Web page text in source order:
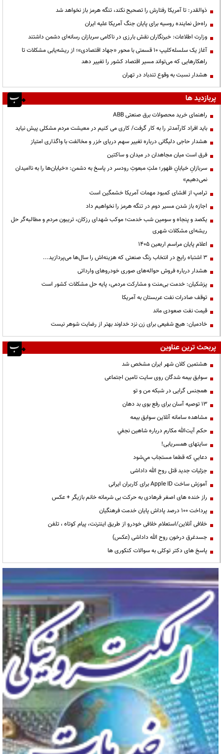
ذوالقدر: تا آمریکا رفتارش را تصحیح نکند، تنگه هرمز باز نخواهد شد
راه‌حل نماینده روسیه برای پایان جنگ آمریکا علیه ایران
وزارت اطلاعات: خبرنگاران نقش بارزی در ناکامی سربازان رسانه‌ای دشمن داشتند
آغاز یک سلسله‌کلیپ ۱۰ قسمتی با محور «جهاد اقتصادی»؛ از ریشه‌یابی مشکلات تا
راهکارهایی که می‌تواند مسیر اقتصاد کشور را تغییر دهد
هشدار نسبت به وقوع تندباد در تهران
پربازدید ها
راهنمای خرید محصولات برق صنعتی ABB
باید افراد کارآمدتر را به کار گرفت/ کاری می کنیم در معیشت مردم مشکلی پیش نیاید
هشدار حاجی دلیگانی درباره تغییر سهم دریای خزر و مخالفت با واگذاری امتیاز
فرق است میان مجاهدان در میدان و ساکتین
سربازانِ خیابانِ ظهور؛ ملتِ مبعوثِ رودسر در پاسخ به دشمن: «خیابان‌ها را به ناامیدان
نمی‌دهیم»
ترامپ از افشای کمبود مهمات آمریکا خشمگین است
اجازه باز شدن مسیر دوم در تنگه هرمز را نخواهیم داد
یکصد و پنجاه و سومین شب خدمت؛ موکب شهدای رزکان، تریبون مردم و مطالبه‌گر حل
ریشه‌ای مشکلات شهری
اعلام پایان مراسم اربعین ۱۴۰۵
3 اشتباه رایج در انتخاب رنگ صنعتی که هزینه‌اش را سال‌ها می‌پردازید...
هشدار درباره فروش حواله‌های صوری خودروهای وارداتی
پزشکیان: خدمت بی‌منت و مشارکت مردمی، پایه حل مشکلات کشور است
توقف صادرات نفت عربستان به آمریکا
قیمت نفت صعودی ماند
خادمیان: هیچ شفیعی برای زن نزد خداوند بهتر از رضایت شوهر نیست
پربحث ترین عناوین
هشتمین کلان شهر ایران مشخص شد
سوابق بیمه شدگان روی سایت تامین اجتماعی
همجنس گرایی در شبکه من و تو
13 توصیه آسان برای رفع بوی بد دهان
مشاهده سامانه آنلاين سوابق بیمه
حكم آيت‌الله مكارم درباره شاهين نجفي
سایتهای همسریابی!
دعايي كه قطعا مستجاب مي‌شود
جزئیات جدید قتل روح الله داداشی
آموزش ساخت Apple ID برای کاربران ایرانی
راز خنده های اصغر فرهادی به حرکت بی شرمانه خانم بازیگر + عکس
پرداخت ۱۰۰ درصد پاداش پایان خدمت فرهنگیان
خلافی آنلاین/استعلام خلافی خودرو از طریق اینترنت، پیام کوتاه ، تلفن
جسدغرق درخون روح الله داداشی (عکس)
پاسخ های دکتر توکلی به سوالات کنکوری ها